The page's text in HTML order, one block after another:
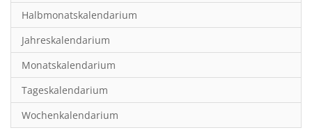
Literatur
Manga & Animé
Neutrale Kalender
Partner- & Wandplaner
Planung & Organisation
Halbmonatskalendarium
Jahreskalendarium
Monatskalendarium
Tageskalendarium
Wochenkalendarium